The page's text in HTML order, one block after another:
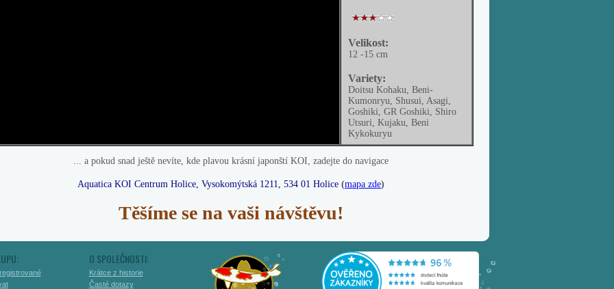
Velikost:
12 -15 cm
Variety:
Doitsu Kohaku, Beni-
Kumonryu, Shusui, Asagi,
Goshiki, GR Goshiki, Shiro
Utsuri, Kujaku, Beni
Kykokuryu
... a pokud snad ještě nevíte, kde plavou krásní japonští KOI, zadejte do navigace
Aquatica KOI Centrum Holice, Vysokomýtská 1211, 534 01 Holice (mapa zde)
Těšíme se na vaši návštěvu!
O SPOLEČNOSTI:
Krátce z historie
Časté dotazy